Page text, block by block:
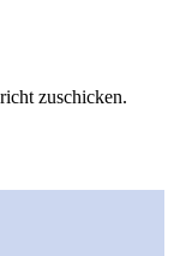
zuschicken.